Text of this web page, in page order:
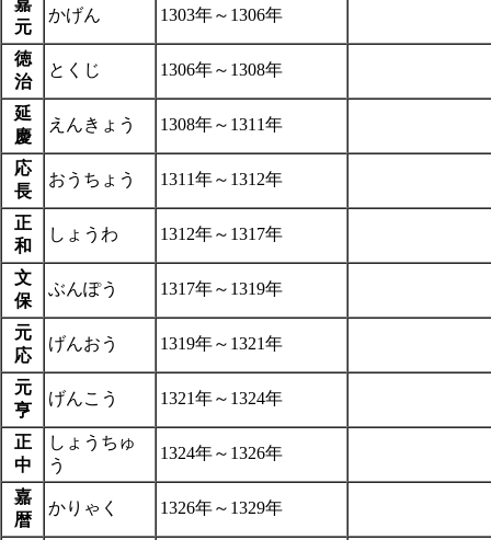
元
かげん 1303年～1306年
徳
治
とくじ 1306年～1308年
延
慶
えんきょう 1308年～1311年
応
長
おうちょう 1311年～1312年
正
和
しょうわ 1312年～1317年
文
保
ぶんぽう 1317年～1319年
元
応
げんおう 1319年～1321年
元
亨
げんこう 1321年～1324年
正
中
しょうちゅ
う
1324年～1326年
嘉
暦
かりゃく 1326年～1329年